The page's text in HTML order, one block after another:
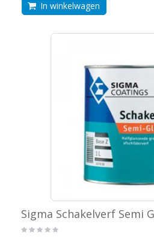
In winkelwagen
Sigma Schakelverf Semi